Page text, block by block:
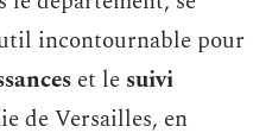
incontournable pour
et le suivi
de Versailles, en